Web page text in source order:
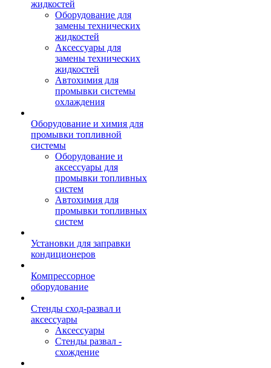
жидкостей
Оборудование для
замены технических
жидкостей
Аксессуары для
замены технических
жидкостей
Автохимия для
промывки системы
охлаждения
Оборудование и химия для
промывки топливной
системы
Оборудование и
аксессуары для
промывки топливных
систем
Автохимия для
промывки топливных
систем
Установки для заправки
кондиционеров
Компрессорное
оборудование
Стенды сход-развал и
аксессуары
Аксессуары
Стенды развал -
схождение